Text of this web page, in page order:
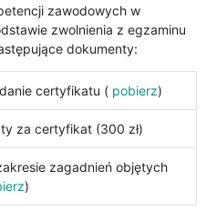
zawodowych w
zwolnienia z egzaminu
dokumenty:
certyfikatu ( pobierz)
za certyfikat (300 zł)
zagadnień objętych
)